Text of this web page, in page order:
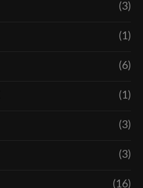
(3)
(1)
(6)
(1)
(3)
(3)
(16)